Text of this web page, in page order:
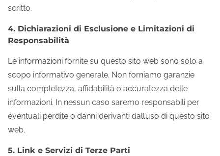
scritto.
4. Dichiarazioni di Esclusione e Limitazioni di
Responsabilità
Le informazioni fornite su questo sito web sono solo a
scopo informativo generale. Non forniamo garanzie
sulla completezza, affidabilità o accuratezza delle
informazioni. In nessun caso saremo responsabili per
eventuali perdite o danni derivanti dall’uso di questo sito
web.
5. Link e Servizi di Terze Parti